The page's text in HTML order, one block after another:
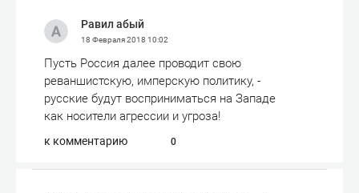
Равил абый
18 Февраля 2018 10:02
Пусть Россия далее проводит свою
реваншистскую, имперскую политику, -
русские будут восприниматься на Западе
как носители агрессии и угроза!
к комментарию 0